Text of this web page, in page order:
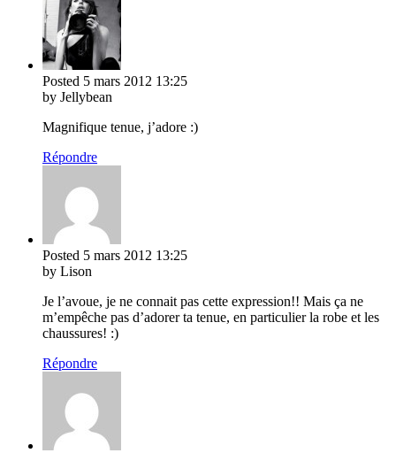
Posted 5 mars 2012 13:25
by Jellybean
Magnifique tenue, j’adore :)
Répondre
Posted 5 mars 2012 13:25
by Lison
Je l’avoue, je ne connait pas cette expression!! Mais ça ne
m’empêche pas d’adorer ta tenue, en particulier la robe et les
chaussures! :)
Répondre